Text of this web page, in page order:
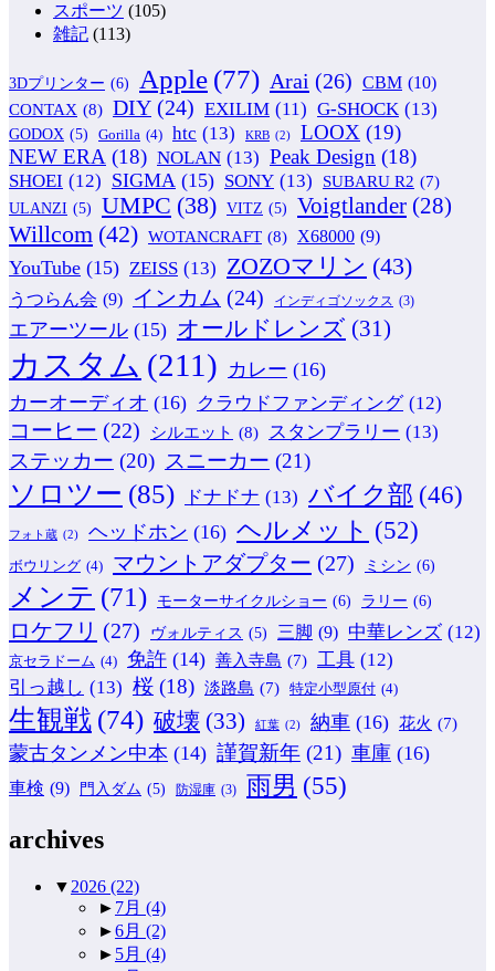
スポーツ (105)
雑記 (113)
3Dプリンター (6) Apple (77) Arai (26) CBM (10)
CONTAX (8) DIY (24) EXILIM (11) G-SHOCK (13)
GODOX (5) Gorilla (4) htc (13) KRB (2) LOOX (19)
NEW ERA (18) NOLAN (13) Peak Design (18)
SHOEI (12) SIGMA (15) SONY (13) SUBARU R2 (7)
ULANZI (5) UMPC (38) VITZ (5) Voigtlander (28)
Willcom (42) WOTANCRAFT (8) X68000 (9)
YouTube (15) ZEISS (13) ZOZOマリン (43)
うつらん会 (9) インカム (24) インディゴソックス (3)
エアーツール (15) オールドレンズ (31)
カスタム (211) カレー (16)
カーオーディオ (16) クラウドファンディング (12)
コーヒー (22) シルエット (8) スタンプラリー (13)
ステッカー (20) スニーカー (21)
ソロツー (85) ドナドナ (13) バイク部 (46)
フォト蔵 (2) ヘッドホン (16) ヘルメット (52)
ボウリング (4) マウントアダプター (27) ミシン (6)
メンテ (71) モーターサイクルショー (6) ラリー (6)
ロケフリ (27) ヴォルティス (5) 三脚 (9) 中華レンズ (12)
京セラドーム (4) 免許 (14) 善入寺島 (7) 工具 (12)
引っ越し (13) 桜 (18) 淡路島 (7) 特定小型原付 (4)
生観戦 (74) 破壊 (33) 紅葉 (2) 納車 (16) 花火 (7)
蒙古タンメン中本 (14) 謹賀新年 (21) 車庫 (16)
車検 (9) 門入ダム (5) 防湿庫 (3) 雨男 (55)
archives
▼ 2026 (22)
► 7月 (4)
►6月 (2)
► 5月 (4)